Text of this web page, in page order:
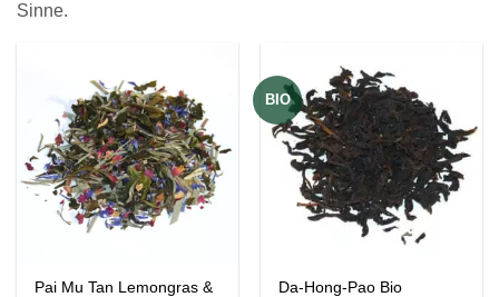
Sinne.
Pai Mu Tan Lemongras &
BIO
Da-Hong-Pao Bio